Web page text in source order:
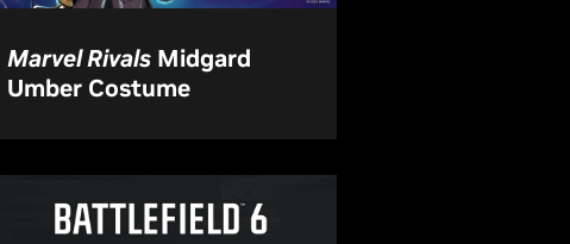
Marvel RivalsMidgard
Umber Costume